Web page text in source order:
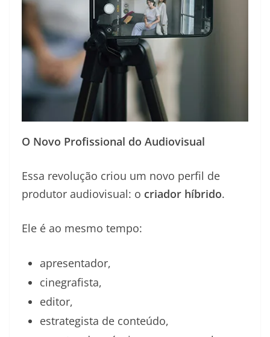
O Novo Profissional do Audiovisual
Essa revolução criou um novo perfil de
produtor audiovisual: o criador híbrido.
Ele é ao mesmo tempo:
apresentador,
cinegrafista,
editor,
estrategista de conteúdo,